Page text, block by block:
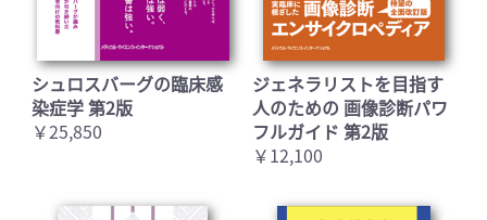
シュロスバーグの臨床感
染症学 第2版
￥25,850
ジェネラリストを目指す
人のための 画像診断パワ
フルガイド 第2版
￥12,100